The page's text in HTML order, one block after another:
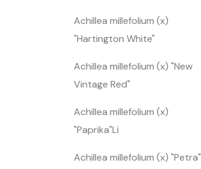
Achillea millefolium (x)
"Hartington White"
Achillea millefolium (x) "New
Vintage Red"
Achillea millefolium (x)
"Paprika"Li
Achillea millefolium (x) "Petra"